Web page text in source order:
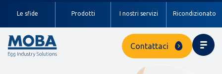
Le sfide Prodotti I nostri servizi Ricondizionato
Contattaci